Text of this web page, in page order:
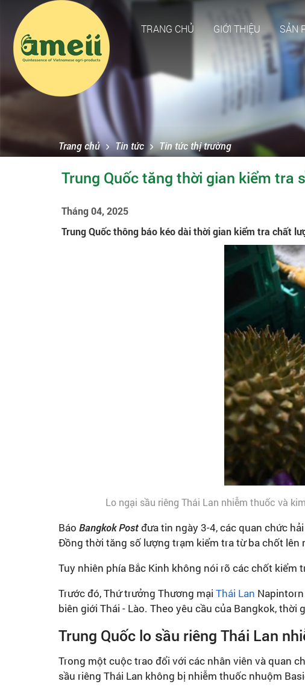
TRANG CHỦ GIỚI THIỆU SẢN
Trang chủ Tin tức Tin tức thị trường
Trung Quốc tăng thời gian kiểm tra
Tháng 04, 2025
Trung Quốc thông báo kéo dài thời gian kiểm tra chất
Lo ngại sầu riêng Thái Lan nhiễm thuốc và
Báo Bangkok Postđưa tin ngày 3-4, các quan chức
Đồng thời tăng số lượng trạm kiểm tra từ ba chốt
Tuy nhiên phía Bắc Kinh không nói rõ các chốt kiểm
Trước đó, Thứ trưởng Thương mại Thái Lan
biên giới Thái - Lào. Theo yêu cầu của Bangkok,
Trung Quốc lo sầu riêng Thái Lan
Trong một cuộc trao đổi với các nhân viên và quan
sầu riêng Thái Lan không bị nhiễm thuốc nhuộm